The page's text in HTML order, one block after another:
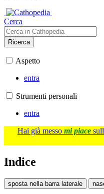
Cerca
Ricerca
Aspetto
entra
Strumenti personali
entra
Hai già messo mi piace
Indice
sposta nella barra laterale